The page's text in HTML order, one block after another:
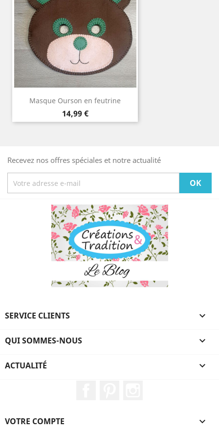
Masque Ourson en feutrine
Prix
14,99 €
Recevez nos offres spéciales et notre actualité
SERVICE CLIENTS 
QUI SOMMES-NOUS 
ACTUALITÉ 
VOTRE COMPTE 